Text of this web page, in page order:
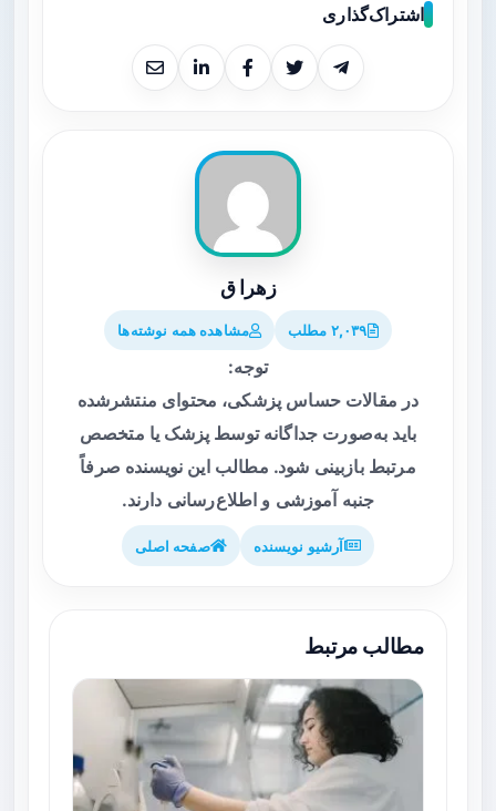
اشتراک‌گذاری
زهرا ق
۲,۰۳۹ مطلب مشاهده همه نوشته‌ها
توجه:
در مقالات حساس پزشکی، محتوای منتشرشده
باید به‌صورت جداگانه توسط پزشک یا متخصص
مرتبط بازبینی شود. مطالب این نویسنده صرفاً
جنبه آموزشی و اطلاع‌رسانی دارند.
آرشیو نویسنده صفحه اصلی
مطالب مرتبط